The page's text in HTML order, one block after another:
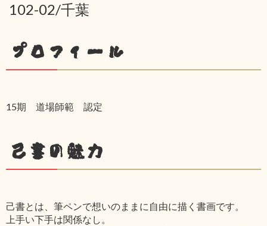
102-02/千葉
プロフィール
15期 道場師範 認定
己書の魅力
己書とは、筆ペンで想いのままに自由に描く書画です。
上手い下手は関係なし。